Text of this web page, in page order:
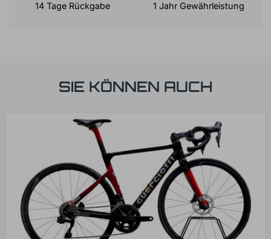
14 Tage Rückgabe 1 Jahr Gewährleistung
SIE KÖNNEN AUCH